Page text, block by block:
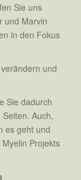
Sie uns
und Marvin
in den Fokus
und
Sie dadurch
Auch,
es geht und
Projekts